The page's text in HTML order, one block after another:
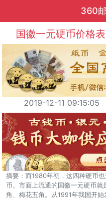
360
国徽一元硬币价格
2019-12-11 09:15:05
摘要：而1980年初，这四种硬币
币。市面上流通的国徽一元硬币
角、梅花五角。从1991年我国开